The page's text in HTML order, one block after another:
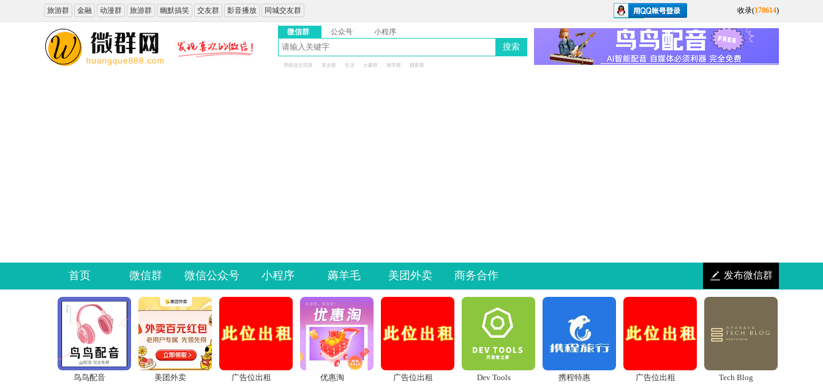
旅游群 金融 动漫群 旅游群 幽默搞笑 交友群 影音播放 同城交友群 收录(178614)
微信群 公众号 小程序
搜索
养殖业交流群 美女群 生活 土豪群 国学群 摄影群
首页 微信群 微信公众号 小程序 薅羊毛 美团外卖 商务合作 发布微信群
鸟鸟配音 美团外卖 广告位出租 优惠淘 广告位出租 Dev Tools 携程特惠 广告位出租 Tech Blog